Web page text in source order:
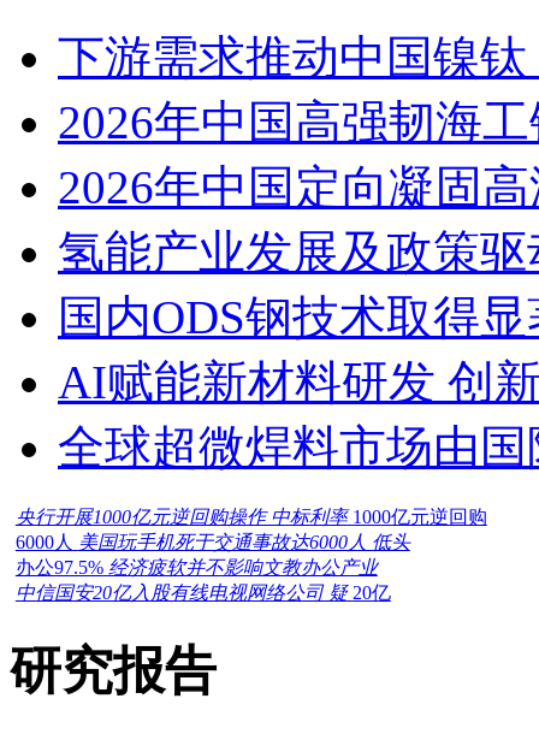
下游需求推动中国镍
2026年中国高强韧海
2026年中国定向凝固
氢能产业发展及政策
国内ODS钢技术取得
AI赋能新材料研发 创
全球超微焊料市场由
央行开展1000亿元逆回购操作 中标利率 1000亿元逆回购
6000人 美国玩手机死于交通事故达6000人 低头
办公97.5% 经济疲软并不影响文教办公产业
中信国安20亿入股有线电视网络公司 疑 20亿
研究报告